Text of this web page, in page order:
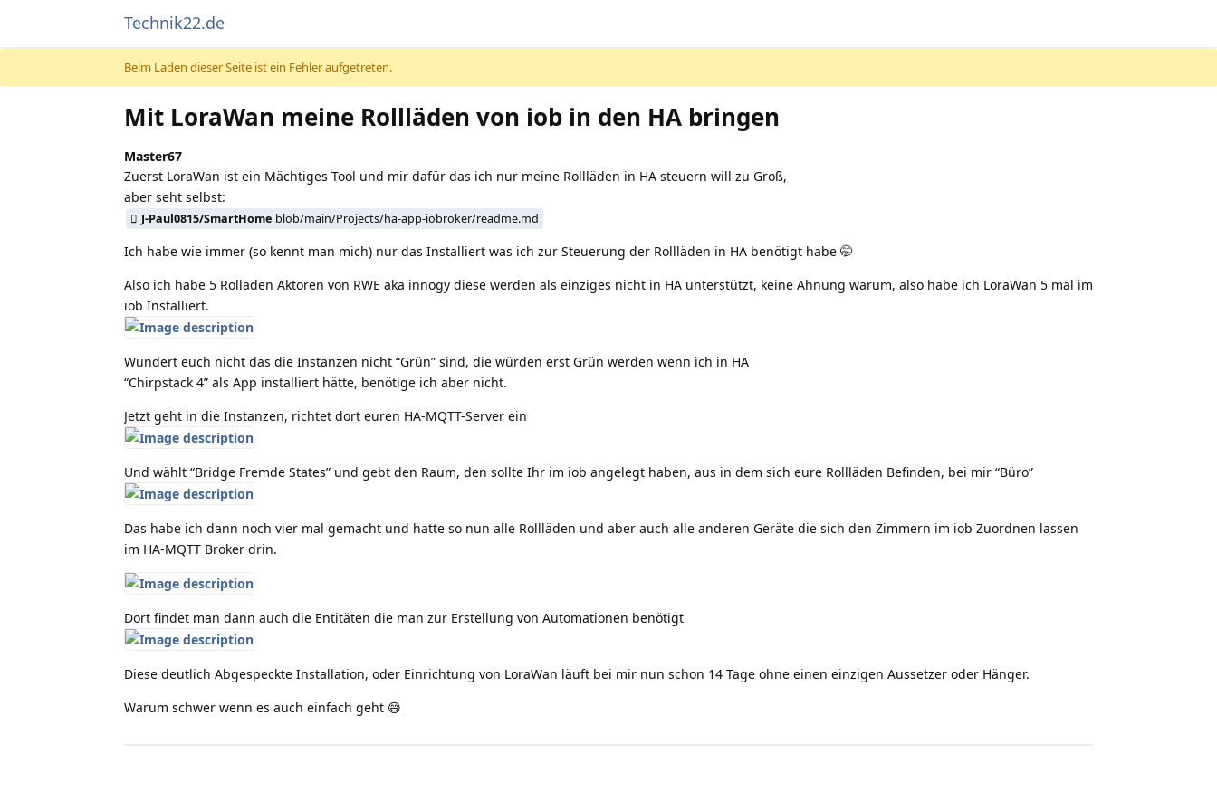
Technik22.de
Beim Laden dieser Seite ist ein Fehler aufgetreten.
Mit LoraWan meine Rollläden von iob in den HA bringen
Master67
Zuerst LoraWan ist ein Mächtiges Tool und mir dafür das ich nur meine Rollläden in HA steuern will zu Groß,
aber seht selbst:
J-Paul0815/SmartHome blob/main/Projects/ha-app-iobroker/readme.md
Ich habe wie immer (so kennt man mich) nur das Installiert was ich zur Steuerung der Rollläden in HA benötigt habe 🤭
Also ich habe 5 Rolladen Aktoren von RWE aka innogy diese werden als einziges nicht in HA unterstützt, keine Ahnung warum, also habe ich LoraWan 5 mal im
iob Installiert.
Wundert euch nicht das die Instanzen nicht “Grün” sind, die würden erst Grün werden wenn ich in HA
“Chirpstack 4” als App installiert hätte, benötige ich aber nicht.
Jetzt geht in die Instanzen, richtet dort euren HA-MQTT-Server ein
Und wählt “Bridge Fremde States” und gebt den Raum, den sollte Ihr im iob angelegt haben, aus in dem sich eure Rollläden Befinden, bei mir “Büro”
Das habe ich dann noch vier mal gemacht und hatte so nun alle Rollläden und aber auch alle anderen Geräte die sich den Zimmern im iob Zuordnen lassen
im HA-MQTT Broker drin.
Dort findet man dann auch die Entitäten die man zur Erstellung von Automationen benötigt
Diese deutlich Abgespeckte Installation, oder Einrichtung von LoraWan läuft bei mir nun schon 14 Tage ohne einen einzigen Aussetzer oder Hänger.
Warum schwer wenn es auch einfach geht 😅